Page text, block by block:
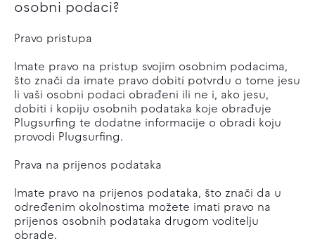
osobni podaci?
Pravo pristupa
Imate pravo na pristup svojim osobnim podacima,
što znači da imate pravo dobiti potvrdu o tome jesu
li vaši osobni podaci obrađeni ili ne i, ako jesu,
dobiti i kopiju osobnih podataka koje obrađuje
Plugsurfing te dodatne informacije o obradi koju
provodi Plugsurfing.
Prava na prijenos podataka
Imate pravo na prijenos podataka, što znači da u
određenim okolnostima možete imati pravo na
prijenos osobnih podataka drugom voditelju
obrade.